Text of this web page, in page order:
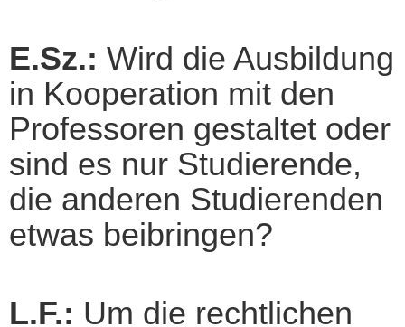
E.Sz.: Wird die Ausbildung
in Kooperation mit den
Professoren gestaltet oder
sind es nur Studierende,
die anderen Studierenden
etwas beibringen?
L.F.: Um die rechtlichen